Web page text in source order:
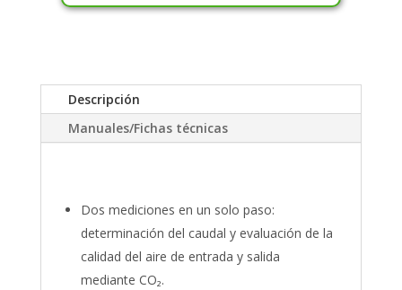
Descripción
Manuales/Fichas técnicas
Dos mediciones en un solo paso:
determinación del caudal y evaluación de la
calidad del aire de entrada y salida
mediante CO₂.